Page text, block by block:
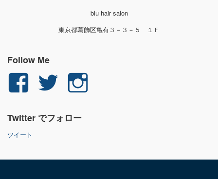
blu hair salon
東京都葛飾区亀有３－３－５ １Ｆ
Follow Me
yuichi.fujita.351
ん
yu_1_fjt
ん
Twitter でフォロー
ツイート